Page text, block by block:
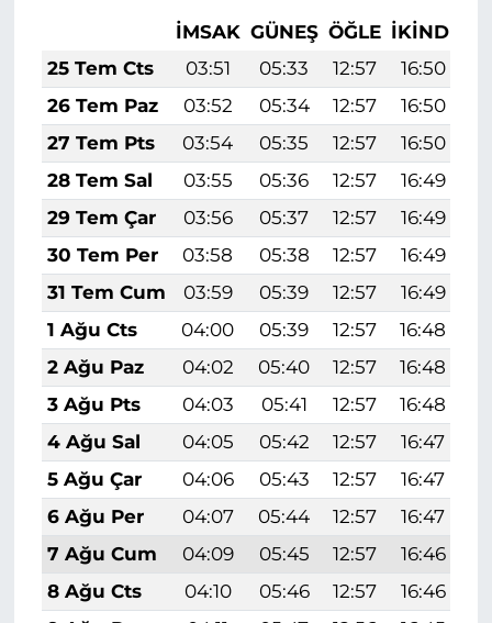
İMSAK GÜNEŞ ÖĞLE İKINDI
25 Tem Cts
03:51 05:33 12:57 16:50
26 Tem Paz
03:52 05:34 12:57 16:50
27 Tem Pts
03:54 05:35 12:57 16:50
28 Tem Sal
03:55 05:36 12:57 16:49
29 Tem Çar
03:56 05:37 12:57 16:49
30 Tem Per
03:58 05:38 12:57 16:49
31 Tem Cum
03:59 05:39 12:57 16:49
1 Ağu Cts
04:00 05:39 12:57 16:48
2 Ağu Paz
04:02 05:40 12:57 16:48
3 Ağu Pts
04:03 05:41 12:57 16:48
4 Ağu Sal
04:05 05:42 12:57 16:47
5 Ağu Çar
04:06 05:43 12:57 16:47
6 Ağu Per
04:07 05:44 12:57 16:47
7 Ağu Cum
04:09 05:45 12:57 16:46
8 Ağu Cts
04:10 05:46 12:57 16:46